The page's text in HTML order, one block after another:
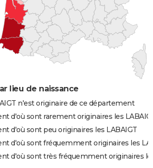
lieu de naissance
n'est originaire de ce département
d'où sont rarement originaires les
d'où sont peu originaires les LABAIGT
d'où sont fréquemment originaires les
d'où sont très fréquemment originaires